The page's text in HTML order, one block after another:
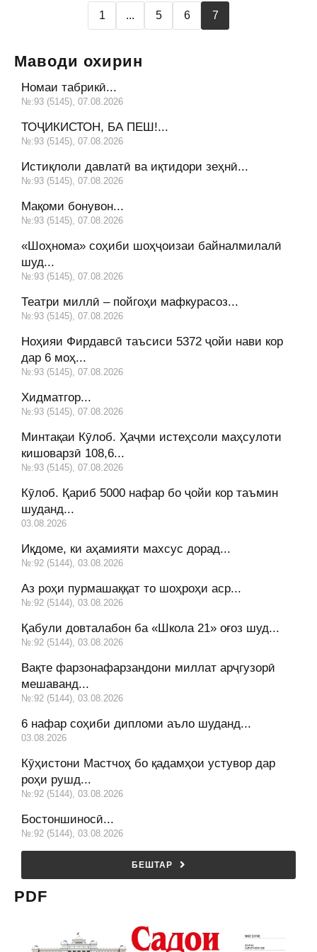
1 ... 5 6 7
Маводи охирин
Номаи табрикӣ...
№:93 (5145), 07.08.2026
ТОҶИКИСТОН, БА ПЕШ!...
№:93 (5145), 07.08.2026
Истиқлоли давлатӣ ва иқтидори зеҳнӣ...
№:93 (5145), 07.08.2026
Мақоми бонувон...
№:93 (5145), 07.08.2026
«Шоҳнома» соҳиби шоҳҷоизаи байналмилалӣ
шуд...
№:93 (5145), 07.08.2026
Театри миллӣ – пойгоҳи мафкурасоз...
№:93 (5145), 07.08.2026
Ноҳияи Фирдавсӣ таъсиси 5372 ҷойи нави кор
дар 6 моҳ...
№:93 (5145), 07.08.2026
Хидматгор...
№:93 (5145), 07.08.2026
Минтақаи Кӯлоб. Ҳаҷми истеҳсоли маҳсулоти
кишоварзӣ 108,6...
№:93 (5145), 07.08.2026
Кӯлоб. Қариб 5000 нафар бо ҷойи кор таъмин
шуданд...
03.08.2026
Иқдоме, ки аҳамияти махсус дорад...
№:92 (5144), 03.08.2026
Аз роҳи пурмашаққат то шоҳроҳи аср...
№:92 (5144), 03.08.2026
Қабули довталабон ба «Школа 21» оғоз шуд...
№:92 (5144), 03.08.2026
Вақте фарзонафарзандони миллат арҷгузорӣ
мешаванд...
№:92 (5144), 03.08.2026
6 нафар соҳиби дипломи аъло шуданд...
03.08.2026
Кӯҳистони Мастчоҳ бо қадамҳои устувор дар
роҳи рушд...
№:92 (5144), 03.08.2026
Бостоншиносӣ...
№:92 (5144), 03.08.2026
БЕШТАР
PDF